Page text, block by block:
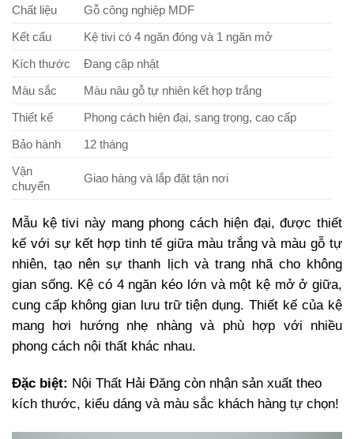
Chất liệu
Gỗ công nghiệp MDF
Kết cấu
Kệ tivi có 4 ngăn đóng và 1 ngăn mở
Kích thước
Đang cập nhật
Màu sắc
Màu nâu gỗ tự nhiên kết hợp trắng
Thiết kế
Phong cách hiện đại, sang trọng, cao cấp
Bảo hành
12 tháng
Vận
chuyển
Giao hàng và lắp đặt tận nơi
Mẫu kệ tivi này mang phong cách hiện đại, được thiết
kế với sự kết hợp tinh tế giữa màu trắng và màu gỗ tự
nhiên, tạo nên sự thanh lịch và trang nhã cho không
gian sống. Kệ có 4 ngăn kéo lớn và một kệ mở ở giữa,
cung cấp không gian lưu trữ tiện dụng. Thiết kế của kệ
mang hơi hướng nhẹ nhàng và phù hợp với nhiều
phong cách nội thất khác nhau.
Đặc biệt: Nội Thất Hải Đăng còn nhận sản xuất theo
kích thước, kiểu dáng và màu sắc khách hàng tự chọn!